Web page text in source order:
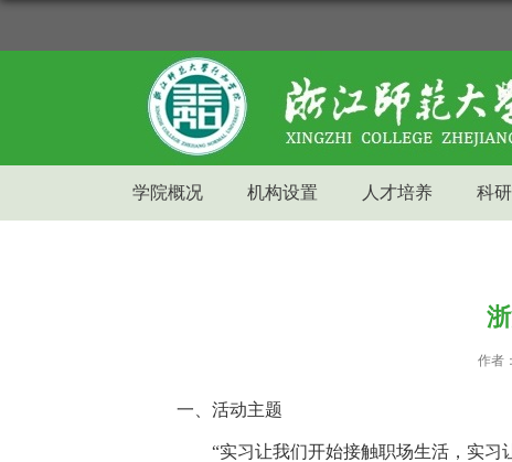
学院概况 机构设置 人才培养 科
作者：
一、 活动主题
“实习让我们开始接触职场生活，实